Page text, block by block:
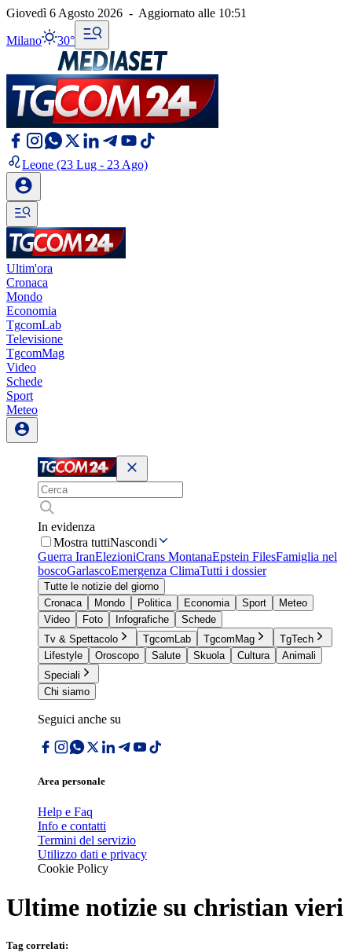
Giovedì 6 Agosto 2026 - Aggiornato alle 10:51
Milano 30°
Leone (23 Lug - 23 Ago)
Ultim'ora
Cronaca
Mondo
Economia
TgcomLab
Televisione
TgcomMag
Video
Schede
Sport
Meteo
In evidenza
Mostra tuttiNascondi
Guerra IranElezioniCrans MontanaEpstein FilesFamiglia nel
boscoGarlascoEmergenza ClimaTutti i dossier
Tutte le notizie del giorno
Cronaca
Mondo Politica Economia Sport
Meteo
Video
Foto Infografiche
Schede
Tv & Spettacolo
TgcomLab TgcomMag
TgTech
Lifestyle
Oroscopo Salute Skuola Cultura
Animali
Speciali
Chi siamo
Seguici anche su
Area personale
Help e Faq
Info e contatti
Termini del servizio
Utilizzo dati e privacy
Cookie Policy
Ultime notizie su christian vieri
Tag correlati: